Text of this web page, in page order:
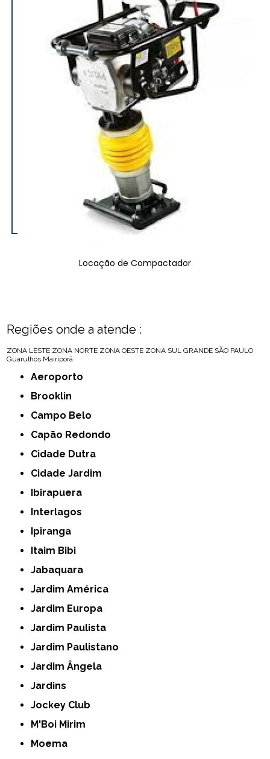
Locação de Compactador
Regiões onde a atende :
ZONA LESTE ZONA NORTE ZONA OESTE ZONA SUL GRANDE SÃO PAULO
Guarulhos Mairiporã
Aeroporto
Brooklin
Campo Belo
Capão Redondo
Cidade Dutra
Cidade Jardim
Ibirapuera
Interlagos
Ipiranga
Itaim Bibi
Jabaquara
Jardim América
Jardim Europa
Jardim Paulista
Jardim Paulistano
Jardim Ângela
Jardins
Jockey Club
M'Boi Mirim
Moema